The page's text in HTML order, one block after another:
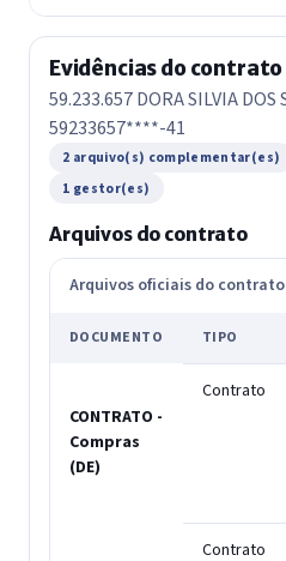
Evidências do
59.233.657 DORA SILVIA DOS
59233657****-41
2 arquivo(s) complementar(es)
1 gestor(es)
Arquivos do contrato
Arquivos oficiais do
DOCUMENTO TIPO
CONTRATO -
Compras
(DE)
Contrato
Contrato